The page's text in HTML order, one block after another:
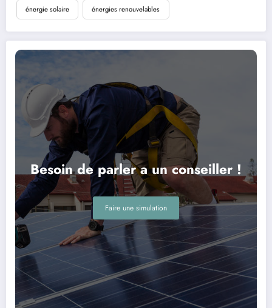
énergie solaire énergies renouvelables
Besoin de parler a un conseiller !
Faire une simulation